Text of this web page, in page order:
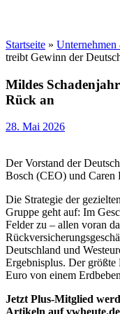
Startseite »
treibt Gewinn der
Mildes
Rück an
28. Mai 2026
Der Vorstand der
Bosch (CEO) und
Die Strategie der
Gruppe geht auf: Im
Felder zu – allen voran
Deutschland und
Ergebnisplus. Der
Euro von einem
Jetzt Plus-Mitglied